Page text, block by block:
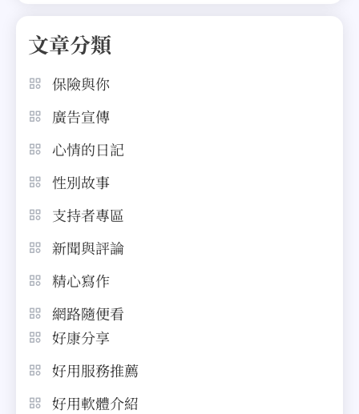
文章分類
保險與你
廣告宣傳
心情的日記
性別故事
支持者專區
新聞與評論
精心寫作
網路隨便看
好康分享
好用服務推薦
好用軟體介紹